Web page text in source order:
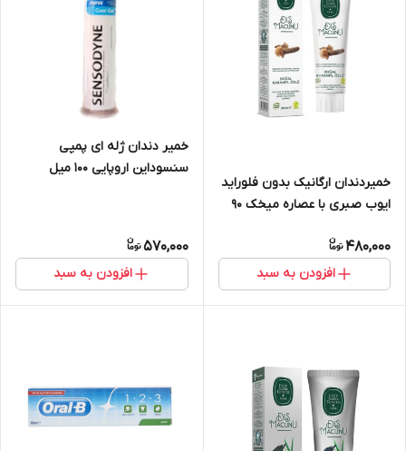
خمیردندان ارگانیک بدون فلوراید
ایوب صبری با عصاره میخک 90
480,000
افزودن به سبد
خمیر دندان ژله ای پمپی
سنسوداین اروپایی 100 میل
570,000
افزودن به سبد